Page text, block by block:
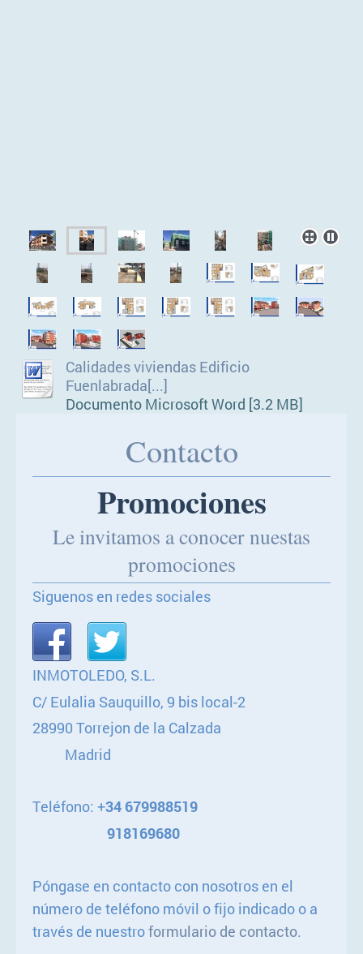
Calidades viviendas Edificio
Fuenlabrada[...]
Documento Microsoft Word [3.2 MB]
Contacto
Promociones
Le invitamos a conocer nuestas
promociones
Siguenos en redes sociales
INMOTOLEDO, S.L.
C/ Eulalia Sauquillo, 9 bis local-2
28990 Torrejon de la Calzada
Madrid
Teléfono: +34 679988519
918169680
Póngase en contacto con nosotros en el
número de teléfono móvil o fijo indicado o a
través de nuestroformulario de contacto.